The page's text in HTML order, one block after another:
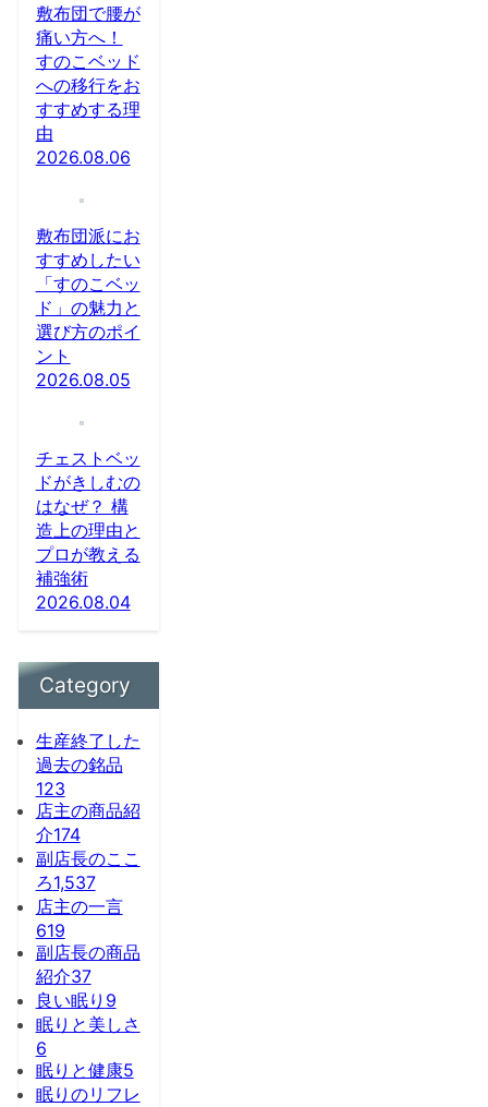
敷布団で腰が
痛い方へ！
すのこベッド
への移行をお
すすめする理
由
2026.08.06
敷布団派にお
すすめしたい
「すのこベッ
ド」の魅力と
選び方のポイ
ント
2026.08.05
チェストベッ
ドがきしむの
はなぜ？ 構
造上の理由と
プロが教える
補強術
2026.08.04
Category
生産終了した
過去の銘品
123
店主の商品紹
介174
副店長のここ
ろ1,537
店主の一言
619
副店長の商品
紹介37
良い眠り 9
眠りと美しさ
6
眠りと健康5
眠りのリフレ